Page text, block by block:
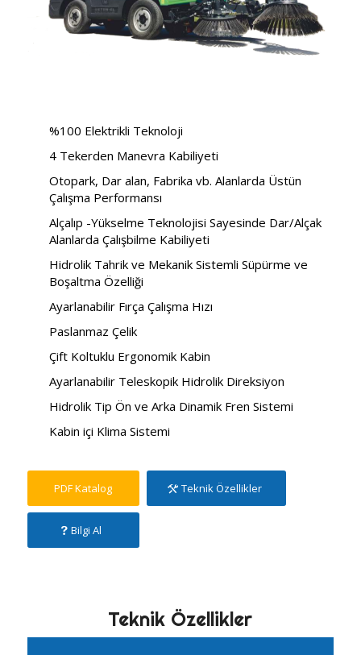
%100 Elektrikli Teknoloji
4 Tekerden Manevra Kabiliyeti
Otopark, Dar alan, Fabrika vb. Alanlarda Üstün
Çalışma Performansı
Alçalıp -Yükselme Teknolojisi Sayesinde Dar/Alçak
Alanlarda Çalışbilme Kabiliyeti
Hidrolik Tahrik ve Mekanik Sistemli Süpürme ve
Boşaltma Özelliği
Ayarlanabilir Fırça Çalışma Hızı
Paslanmaz Çelik
Çift Koltuklu Ergonomik Kabin
Ayarlanabilir Teleskopik Hidrolik Direksiyon
Hidrolik Tip Ön ve Arka Dinamik Fren Sistemi
Kabin içi Klima Sistemi
PDF Katalog Teknik Özellikler
Bilgi Al
Teknik Özellikler